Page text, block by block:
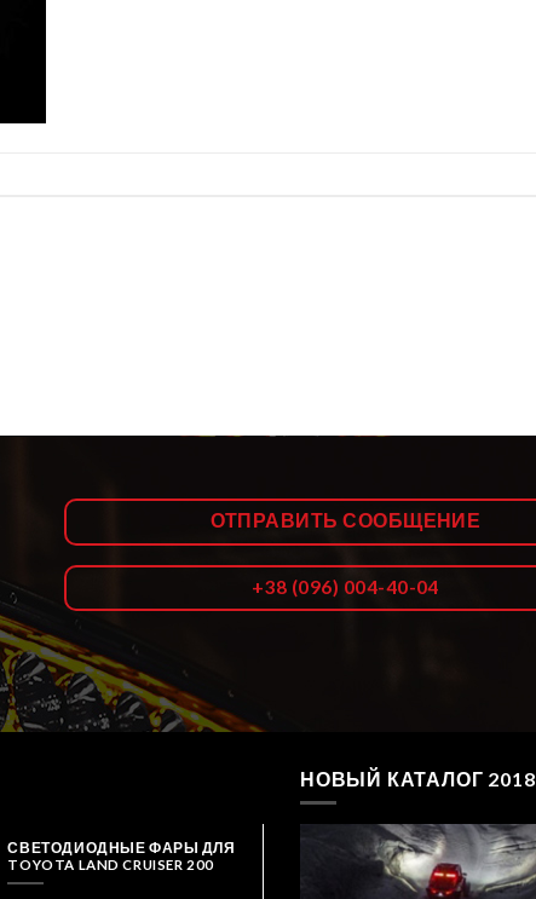
ОТПРАВИТЬ СООБЩЕНИЕ
+38 (096) 004-40-04
СВЕТОДИОДНЫЕ ФАРЫ ДЛЯ
TOYOTA LAND CRUISER 200
НОВЫЙ КАТАЛОГ 2018